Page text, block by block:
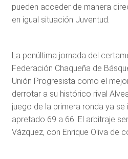
pueden acceder de manera
en igual situación Juventud.
La penúltima jornada del
Federación Chaqueña de
Unión Progresista como el
derrotar a su histórico rival
juego de la primera ronda ya se
apretado 69 a 66. El arbitraje
Vázquez, con Enrique Oliva de